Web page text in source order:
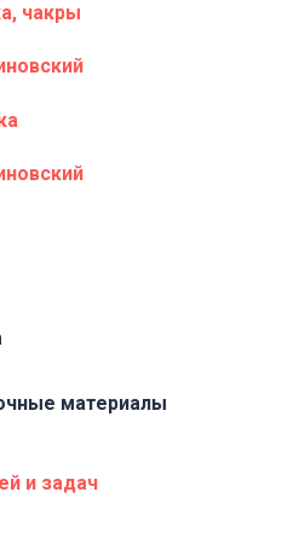
чакры
материалы
и задач